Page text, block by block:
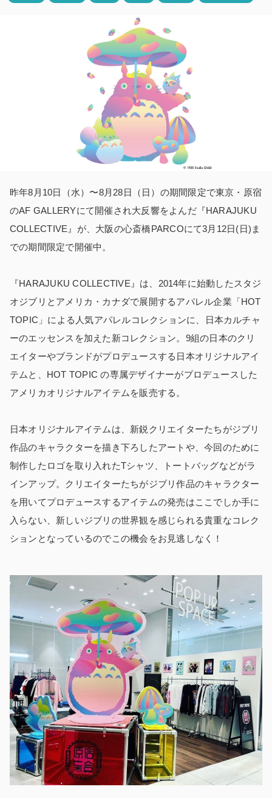
昨年8月10日（水）〜8月28日（日）の期間限定で東京・原宿
のAF GALLERYにて開催され大反響をよんだ『HARAJUKU
COLLECTIVE』が、大阪の心斎橋PARCOにて3月12日(日)ま
での期間限定で開催中。
『HARAJUKU COLLECTIVE』は、2014年に始動したスタジ
オジブリとアメリカ・カナダで展開するアパレル企業「HOT
TOPIC」による人気アパレルコレクションに、日本カルチャ
ーのエッセンスを加えた新コレクション。9組の日本のクリ
エイターやブランドがプロデュースする日本オリジナルアイ
テムと、HOT TOPIC の専属デザイナーがプロデュースした
アメリカオリジナルアイテムを販売する。
日本オリジナルアイテムは、新鋭クリエイターたちがジブリ
作品のキャラクターを描き下ろしたアートや、今回のために
制作したロゴを取り入れたTシャツ、トートバッグなどがラ
インアップ。クリエイターたちがジブリ作品のキャラクター
を用いてプロデュースするアイテムの発売はここでしか手に
入らない、新しいジブリの世界観を感じられる貴重なコレク
ションとなっているのでこの機会をお見逃しなく！